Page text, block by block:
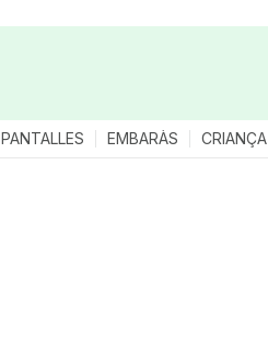
PANTALLES EMBARÀS CRIANÇA